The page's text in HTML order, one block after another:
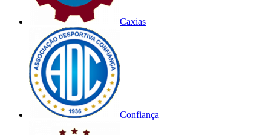
Caxias
Confiança